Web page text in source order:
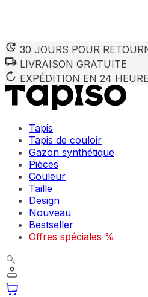
30 JOURS POUR
LIVRAISON GRATUITE
EXPÉDITION EN 24
Tapis
Tapis de couloir
Gazon synthétique
Pièces
Couleur
Taille
Design
Nouveau
Bestseller
Offres spéciales %
Nous utilisons des
partenaires peuvent
utilisation de leurs
Les cookies
Les cookies liés aux
comme votre langue